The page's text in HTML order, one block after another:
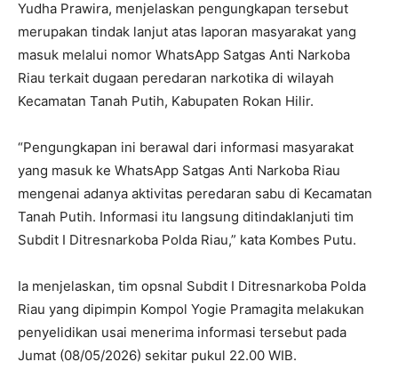
Yudha Prawira, menjelaskan pengungkapan tersebut
merupakan tindak lanjut atas laporan masyarakat yang
masuk melalui nomor WhatsApp Satgas Anti Narkoba
Riau terkait dugaan peredaran narkotika di wilayah
Kecamatan Tanah Putih, Kabupaten Rokan Hilir.
“Pengungkapan ini berawal dari informasi masyarakat
yang masuk ke WhatsApp Satgas Anti Narkoba Riau
mengenai adanya aktivitas peredaran sabu di Kecamatan
Tanah Putih. Informasi itu langsung ditindaklanjuti tim
Subdit I Ditresnarkoba Polda Riau,” kata Kombes Putu.
Ia menjelaskan, tim opsnal Subdit I Ditresnarkoba Polda
Riau yang dipimpin Kompol Yogie Pramagita melakukan
penyelidikan usai menerima informasi tersebut pada
Jumat (08/05/2026) sekitar pukul 22.00 WIB.